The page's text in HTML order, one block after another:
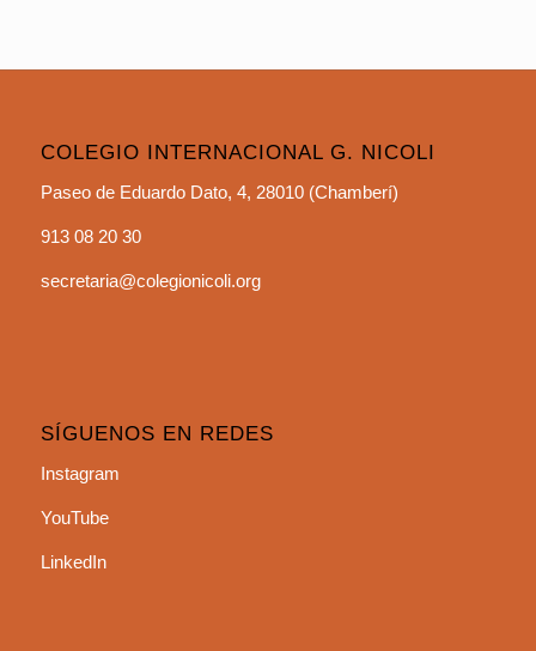
COLEGIO INTERNACIONAL G. NICOLI
Paseo de Eduardo Dato, 4, 28010 (Chamberí)
913 08 20 30
secretaria@colegionicoli.org
SÍGUENOS EN REDES
Instagram
YouTube
LinkedIn